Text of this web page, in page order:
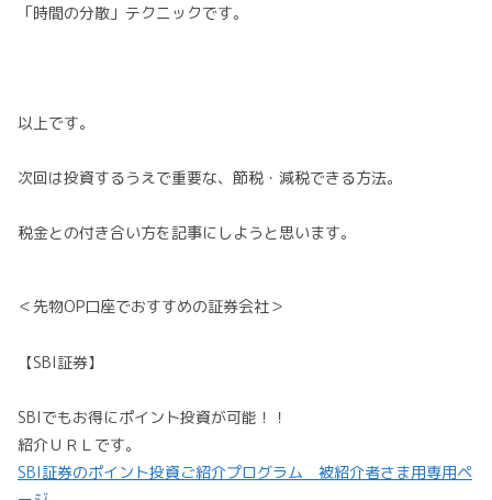
「時間の分散」テクニックです。
以上です。
次回は投資するうえで重要な、節税・減税できる方法。
税金との付き合い方を記事にしようと思います。
＜先物OP口座でおすすめの証券会社＞
【SBI証券】
SBIでもお得にポイント投資が可能！！
紹介ＵＲＬです。
SBI証券のポイント投資ご紹介プログラム 被紹介者さま用専用ペ